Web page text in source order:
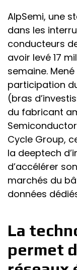
AlpSemi, une
dans les
conducteurs
avoir levé 17
semaine.
participation
(bras
du fabricant
Cycle Group,
la deeptech
d’accélérer
marchés du
données
La
permet